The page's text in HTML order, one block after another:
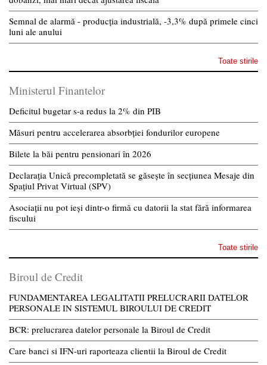
Semnal de alarmă - producția industrială, -3,3% după primele cinci
luni ale anului
Toate stirile
Ministerul Finantelor
Deficitul bugetar s-a redus la 2% din PIB
Măsuri pentru accelerarea absorbției fondurilor europene
Bilete la băi pentru pensionari în 2026
Declarația Unică precompletată se găsește în secțiunea Mesaje din
Spațiul Privat Virtual (SPV)
Asociații nu pot ieși dintr-o firmă cu datorii la stat fără informarea
fiscului
Toate stirile
Biroul de Credit
FUNDAMENTAREA LEGALITATII PRELUCRARII DATELOR
PERSONALE IN SISTEMUL BIROULUI DE CREDIT
BCR: prelucrarea datelor personale la Biroul de Credit
Care banci si IFN-uri raporteaza clientii la Biroul de Credit